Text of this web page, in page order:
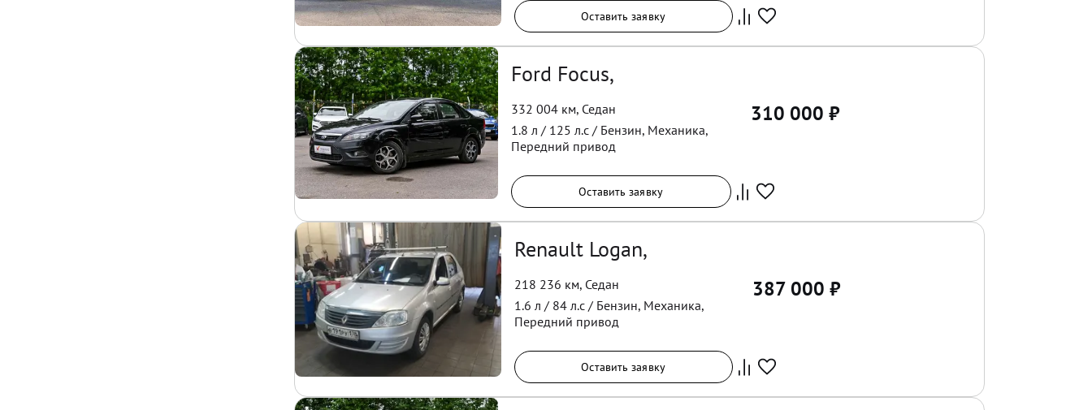
Оставить заявку
Ford Focus,
332 004 км, Седан
1.8 л / 125 л.с / Бензин, Механика,
Передний привод
310 000 ₽
Оставить заявку
Renault Logan,
218 236 км, Седан
1.6 л / 84л.с / Бензин, Механика,
Передний привод
387 000 ₽
Оставить заявку